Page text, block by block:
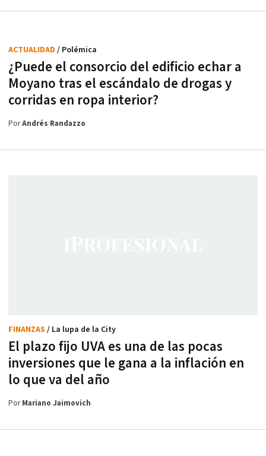
¿Puede el consorcio del edificio echar a
Moyano tras el escándalo de drogas y
corridas en ropa interior?
ACTUALIDAD / Polémica
PorAndrés Randazzo
El plazo fijo UVA es una de las pocas
inversiones que le gana a la inflación en
lo que va del año
FINANZAS / La lupa de la City
PorMariano Jaimovich